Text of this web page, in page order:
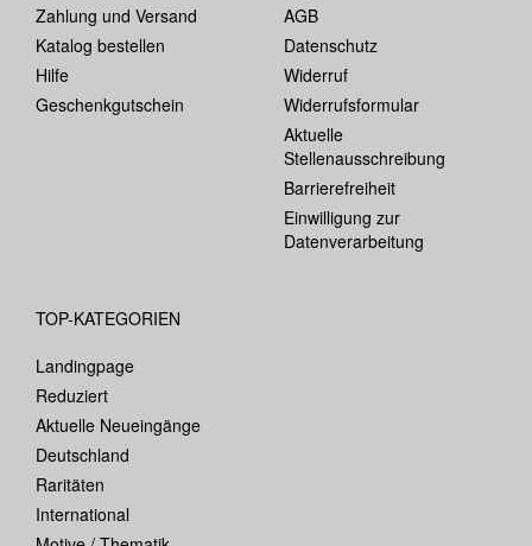
Zahlung und Versand
Katalog bestellen
Hilfe
Geschenkgutschein
AGB
Datenschutz
Widerruf
Widerrufsformular
Aktuelle
Stellenausschreibung
Barrierefreiheit
Einwilligung zur
Datenverarbeitung
TOP-KATEGORIEN
Landingpage
Reduziert
Aktuelle Neueingänge
Deutschland
Raritäten
International